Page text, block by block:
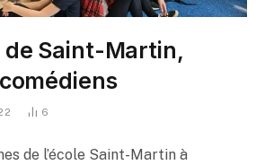
de Saint-Martin,
6
de l’école Saint-Martin à